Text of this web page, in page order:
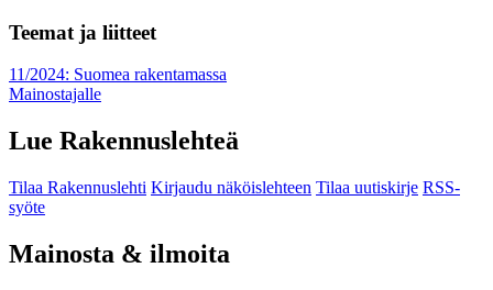
Teemat ja liitteet
11/2024: Suomea rakentamassa
Mainostajalle
Lue Rakennuslehteä
Tilaa Rakennuslehti Kirjaudu näköislehteen Tilaa uutiskirje RSS-
syöte
Mainosta & ilmoita